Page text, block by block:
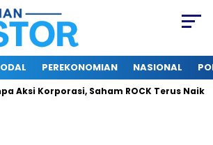
PEREKONOMIAN NASIONAL
Korporasi, Saham ROCK Terus Naik,